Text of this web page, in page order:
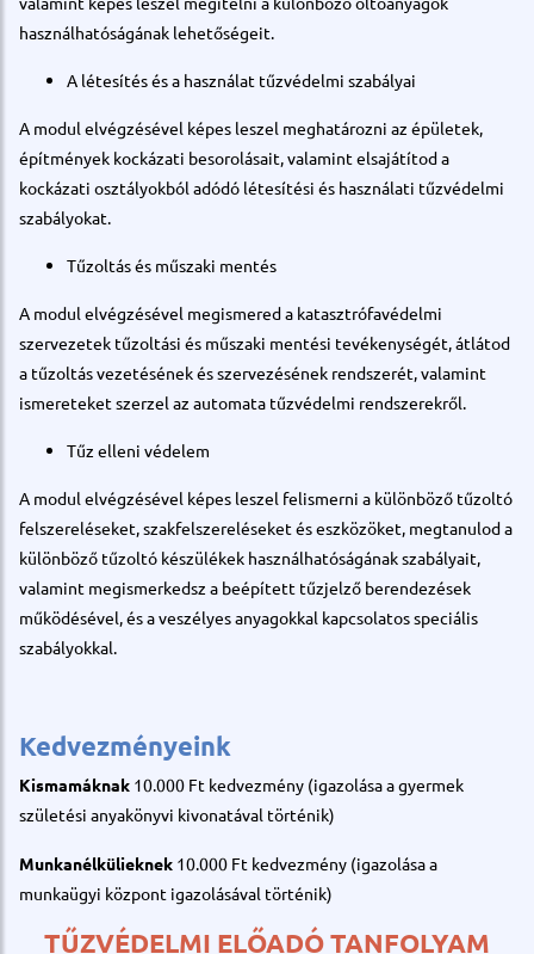
használhatóságának lehetőségeit.
A létesítés és a használat tűzvédelmi szabályai
A modul elvégzésével képes leszel meghatározni az épületek,
építmények kockázati besorolásait, valamint elsajátítod a
kockázati osztályokból adódó létesítési és használati tűzvédelmi
szabályokat.
Tűzoltás és műszaki mentés
A modul elvégzésével megismered a katasztrófavédelmi
szervezetek tűzoltási és műszaki mentési tevékenységét, átlátod
a tűzoltás vezetésének és szervezésének rendszerét, valamint
ismereteket szerzel az automata tűzvédelmi rendszerekről.
Tűz elleni védelem
A modul elvégzésével képes leszel felismerni a különböző tűzoltó
felszereléseket, szakfelszereléseket és eszközöket, megtanulod a
különböző tűzoltó készülékek használhatóságának szabályait,
valamint megismerkedsz a beépített tűzjelző berendezések
működésével, és a veszélyes anyagokkal kapcsolatos speciális
szabályokkal.
Kedvezményeink
Kismamáknak 10.000 Ft kedvezmény (igazolása a gyermek
születési anyakönyvi kivonatával történik)
Munkanélkülieknek 10.000 Ft kedvezmény (igazolása a
munkaügyi központ igazolásával történik)
TŰZVÉDELMI ELŐADÓ TANFOLYAM